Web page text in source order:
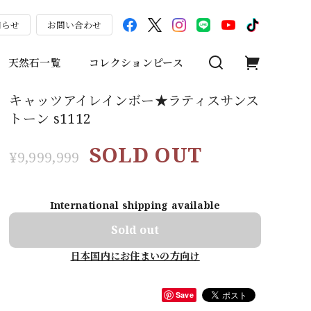
せ お問い合わせ
天然石一覧 コレクションピース
キャッツアイレインボー★ラティスサンス
トーン s1112
¥9,999,999 SOLD OUT
International shipping available
Sold out
日本国内にお住まいの方向け
Save